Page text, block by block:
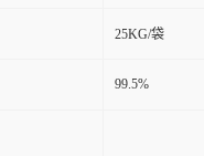
25KG/袋
99.5%